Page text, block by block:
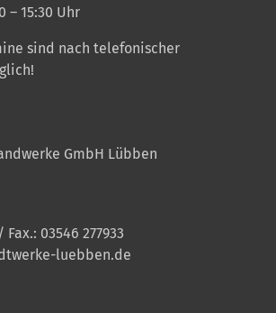
– 15:30 Uhr
sind nach telefonischer
GmbH Lübben
/ Fax.: 03546 277933
luebben.de